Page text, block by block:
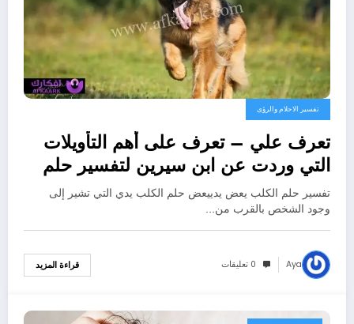
تفسير الاحلام والرؤى
تعرف علي – تعرف على أهم التأويلات
التي وردت عن ابن سيرين لتفسير حلم
الكلب يعض يدي – بالتفصيل
تفسير حلم الكلب يعض يدييعض حلم الكلب يدي التي تشير إلى
وجود الشخص بالقرب من…
Aya 0 تعليقات قراءة المزيد